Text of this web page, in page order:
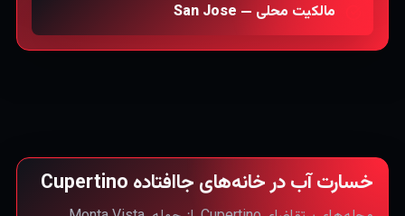
مالکیت محلی — San Jose
خسارت آب در خانه‌های جاافتاده Cupertino